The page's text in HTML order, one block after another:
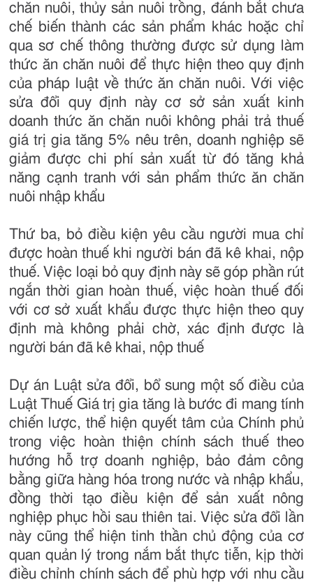
chăn nuôi, thủy sản nuôi trồng, đánh bắt chưa
chế biến thành các sản phẩm khác hoặc chỉ
qua sơ chế thông thường được sử dụng làm
thức ăn chăn nuôi để thực hiện theo quy định
của pháp luật về thức ăn chăn nuôi. Với việc
sửa đổi quy định này cơ sở sản xuất kinh
doanh thức ăn chăn nuôi không phải trả thuế
giá trị gia tăng 5% nêu trên, doanh nghiệp sẽ
giảm được chi phí sản xuất từ đó tăng khả
năng cạnh tranh với sản phẩm thức ăn chăn
nuôi nhập khẩu
Thứ ba, bỏ điều kiện yêu cầu người mua chỉ
được hoàn thuế khi người bán đã kê khai, nộp
thuế. Việc loại bỏ quy định này sẽ góp phần rút
ngắn thời gian hoàn thuế, việc hoàn thuế đối
với cơ sở xuất khẩu được thực hiện theo quy
định mà không phải chờ, xác định được là
người bán đã kê khai, nộp thuế
Dự án Luật sửa đổi, bổ sung một số điều của
Luật Thuế Giá trị gia tăng là bước đi mang tính
chiến lược, thể hiện quyết tâm của Chính phủ
trong việc hoàn thiện chính sách thuế theo
hướng hỗ trợ doanh nghiệp, bảo đảm công
bằng giữa hàng hóa trong nước và nhập khẩu,
đồng thời tạo điều kiện để sản xuất nông
nghiệp phục hồi sau thiên tai. Việc sửa đổi lần
này cũng thể hiện tinh thần chủ động của cơ
quan quản lý trong nắm bắt thực tiễn, kịp thời
điều chỉnh chính sách để phù hợp với nhu cầu